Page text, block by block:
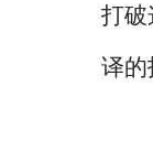
打
译的